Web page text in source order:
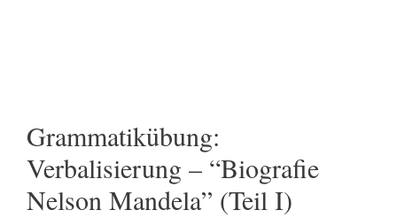
Grammatikübung:
Verbalisierung – “Biografie
Nelson Mandela” (Teil I)